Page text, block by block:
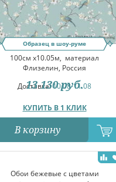
Образец в шоу-руме
100см x10.05м, материал
Флизелин, Россия
Доставка:10.08-11.08
КУПИТЬ В 1 КЛИК
13 130 руб.
В корзину
Обои бежевые с цветами